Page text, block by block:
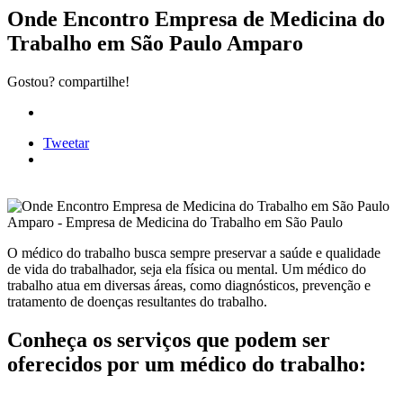
Onde Encontro Empresa de Medicina do
Trabalho em São Paulo Amparo
Gostou? compartilhe!
Tweetar
O médico do trabalho busca sempre preservar a saúde e qualidade
de vida do trabalhador, seja ela física ou mental. Um médico do
trabalho atua em diversas áreas, como diagnósticos, prevenção e
tratamento de doenças resultantes do trabalho.
Conheça os serviços que podem ser
oferecidos por um médico do trabalho: